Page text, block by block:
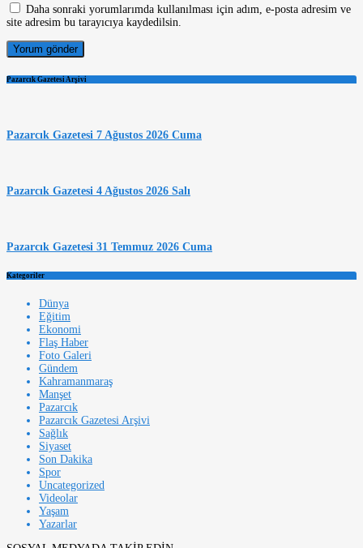
Daha sonraki yorumlarımda kullanılması için adım, e-posta adresim ve
site adresim bu tarayıcıya kaydedilsin.
Pazarcık Gazetesi Arşivi
Pazarcık Gazetesi 7 Ağustos 2026 Cuma
Pazarcık Gazetesi 4 Ağustos 2026 Salı
Pazarcık Gazetesi 31 Temmuz 2026 Cuma
Kategoriler
Dünya
Eğitim
Ekonomi
Flaş Haber
Foto Galeri
Gündem
Kahramanmaraş
Manşet
Pazarcık
Pazarcık Gazetesi Arşivi
Sağlık
Siyaset
Son Dakika
Spor
Uncategorized
Videolar
Yaşam
Yazarlar